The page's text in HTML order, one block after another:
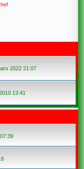
2022 21:07
13:41